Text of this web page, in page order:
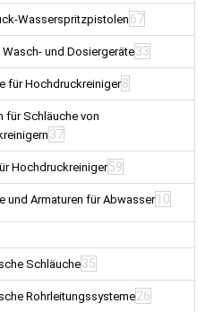
Wasserspritzpistolen 67
Wasch- und Dosiergeräte33
für Hochdruckreiniger8
für Schläuche von
37
Hochdruckreiniger59
und Armaturen für Abwasser10
Schläuche35
Rohrleitungssysteme26